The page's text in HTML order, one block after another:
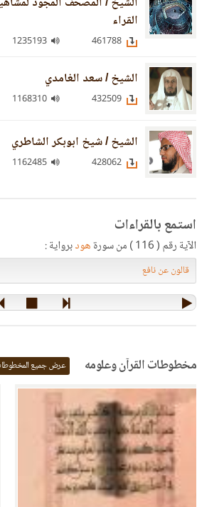
القراء
الشيخ / سعد الغامدي
الشيخ / شيخ ابوبكر الشاطري
استمع بالقراءات
الآية رقم ( 116 ) من سورة هودبرواية :
مخطوطات القرآن وعلومه عرض جميع